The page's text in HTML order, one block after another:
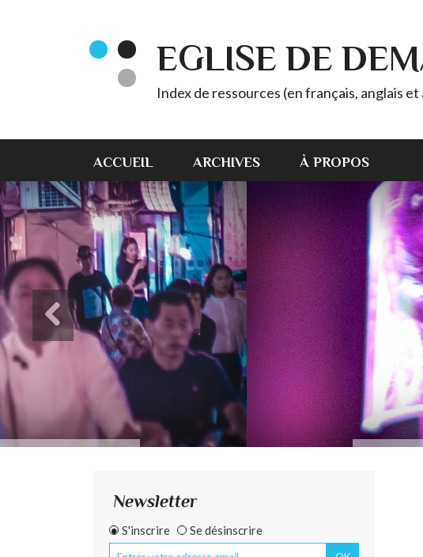
EGLISE DE
Index de ressources (en français, anglais
ACCUEIL ARCHIVES À PROPOS
Newsletter
S'inscrire Se désinscrire